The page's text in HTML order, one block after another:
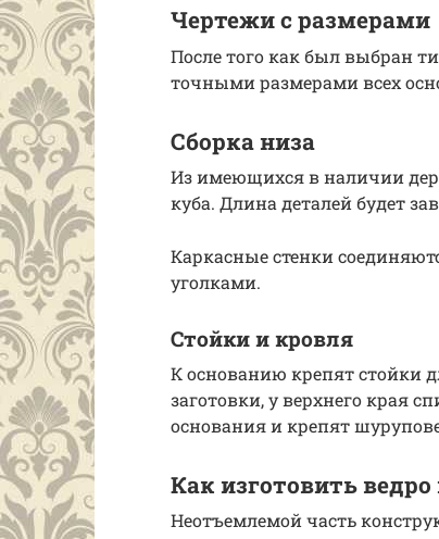
Чертежи с размерами
После того как был выбран
точными размерами всех
Сборка низа
Из имеющихся в наличии
куба. Длина деталей будет
Каркасные стенки
уголками.
Стойки и кровля
К основанию крепят
заготовки, у верхнего края
основания и крепят
Как изготовить
Неотъемлемой часть